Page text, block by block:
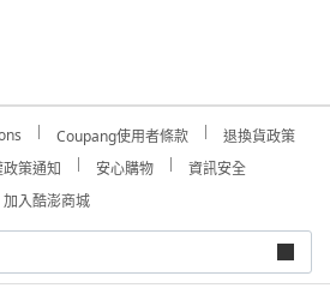
Coupang使用者條款
退換貨政策
策通知 安心購物
資訊安全
加入酷澎商城